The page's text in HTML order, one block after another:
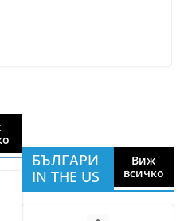
БЪЛГАРИ
IN THE US
Виж
всичко